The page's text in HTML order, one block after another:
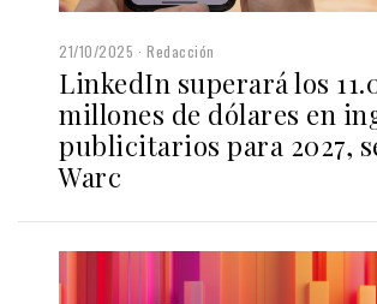
21/10/2025 Redacción
LinkedIn superará los
millones de dólares en
publicitarios para 2027,
Warc